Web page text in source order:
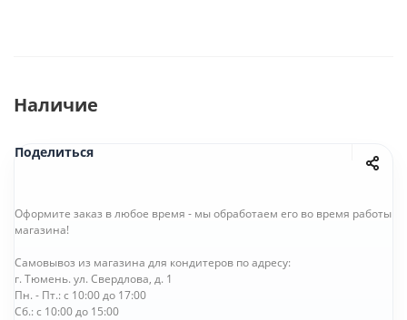
Наличие
Поделиться
Оформите заказ в любое время - мы обработаем его во время работы
магазина!
Самовывоз из магазина для кондитеров по адресу:
г. Тюмень. ул. Свердлова, д. 1
Пн. - Пт.: с 10:00 до 17:00
Сб.: с 10:00 до 15:00